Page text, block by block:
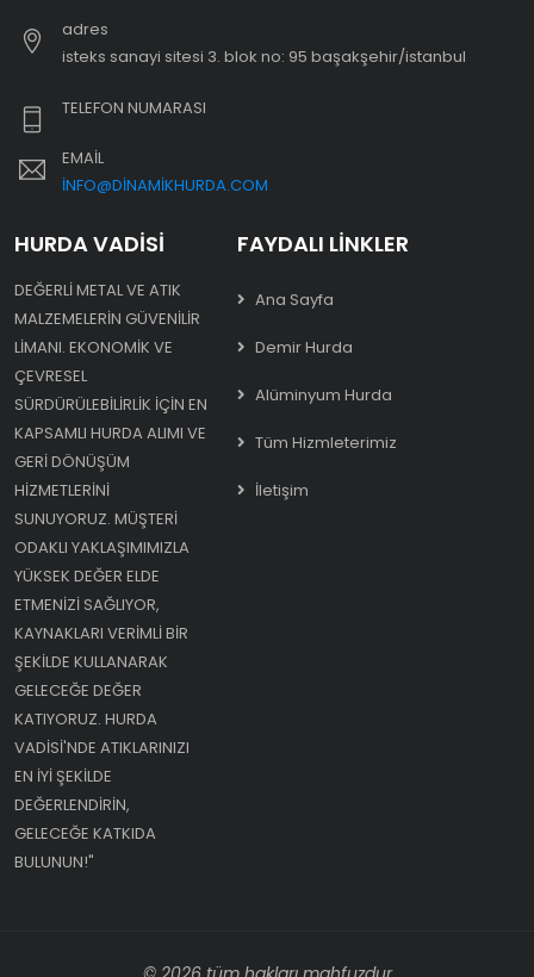
adres
i̇steks sanayi sitesi 3. blok no: 95 başakşehir/i̇stanbul
TELEFON NUMARASI
EMAIL
INFO@DINAMIKHURDA.COM
HURDA VADISI
DEĞERLI METAL VE ATIK
MALZEMELERIN GÜVENILIR
LIMANI. EKONOMIK VE
ÇEVRESEL
SÜRDÜRÜLEBILIRLIK IÇIN EN
KAPSAMLI HURDA ALIMI VE
GERI DÖNÜŞÜM
HIZMETLERINI
SUNUYORUZ. MÜŞTERI
ODAKLI YAKLAŞIMIMIZLA
YÜKSEK DEĞER ELDE
ETMENIZI SAĞLIYOR,
KAYNAKLARI VERIMLI BIR
ŞEKILDE KULLANARAK
GELECEĞE DEĞER
KATIYORUZ. HURDA
VADISI'NDE ATIKLARINIZI
EN IYI ŞEKILDE
DEĞERLENDIRIN,
GELECEĞE KATKIDA
BULUNUN!"
FAYDALI LINKLER
Ana Sayfa
Demir Hurda
Alüminyum Hurda
Tüm Hizmleterimiz
İletişim